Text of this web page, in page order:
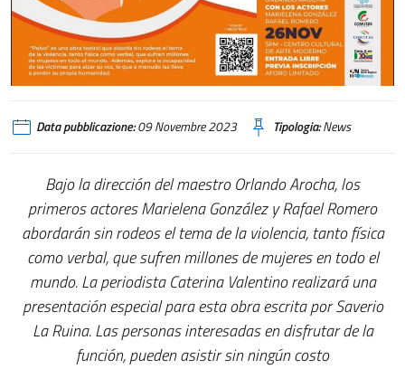
Data pubblicazione:09 Novembre 2023 Tipologia:News
Bajo la dirección del maestro Orlando Arocha, los
primeros actores Marielena González y Rafael Romero
abordarán sin rodeos el tema de la violencia, tanto física
como verbal, que sufren millones de mujeres en todo el
mundo. La periodista Caterina Valentino realizará una
presentación especial para esta obra escrita por Saverio
La Ruina. Las personas interesadas en disfrutar de la
función, pueden asistir sin ningún costo